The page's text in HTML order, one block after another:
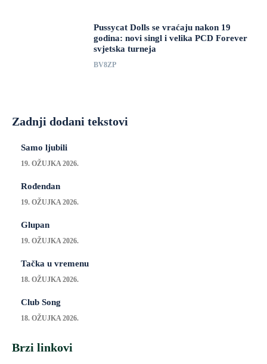
Pussycat Dolls se vraćaju nakon 19
godina: novi singl i velika PCD Forever
svjetska turneja
BV8ZP
Zadnji dodani tekstovi
Samo ljubili
19. OŽUJKA 2026.
Rođendan
19. OŽUJKA 2026.
Glupan
19. OŽUJKA 2026.
Tačka u vremenu
18. OŽUJKA 2026.
Club Song
18. OŽUJKA 2026.
Brzi linkovi